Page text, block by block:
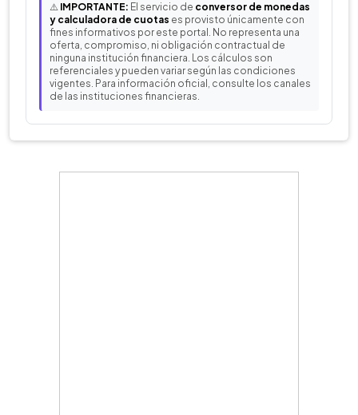
⚠️ IMPORTANTE: El servicio de conversor de monedas
y calculadora de cuotas es provisto únicamente con
fines informativos por este portal. No representa una
oferta, compromiso, ni obligación contractual de
ninguna institución financiera. Los cálculos son
referenciales y pueden variar según las condiciones
vigentes. Para información oficial, consulte los canales
de las instituciones financieras.